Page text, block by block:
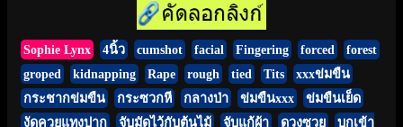
Sophie Lynx 4นิ้ว cumshot facial Fingering forced
forest
groped
kidnapping Rape rough tied Tits
xxxข่มขืน
กระชากข่มขืน
กระซวกหี กลางป่า ข่มขืนxxx
ข่มขืนเย็ด
งัดควยแทงปาก
จับมัดไว้กับต้นไม้ จับแก้ผ้า ดวงซวย
บุกเข้า